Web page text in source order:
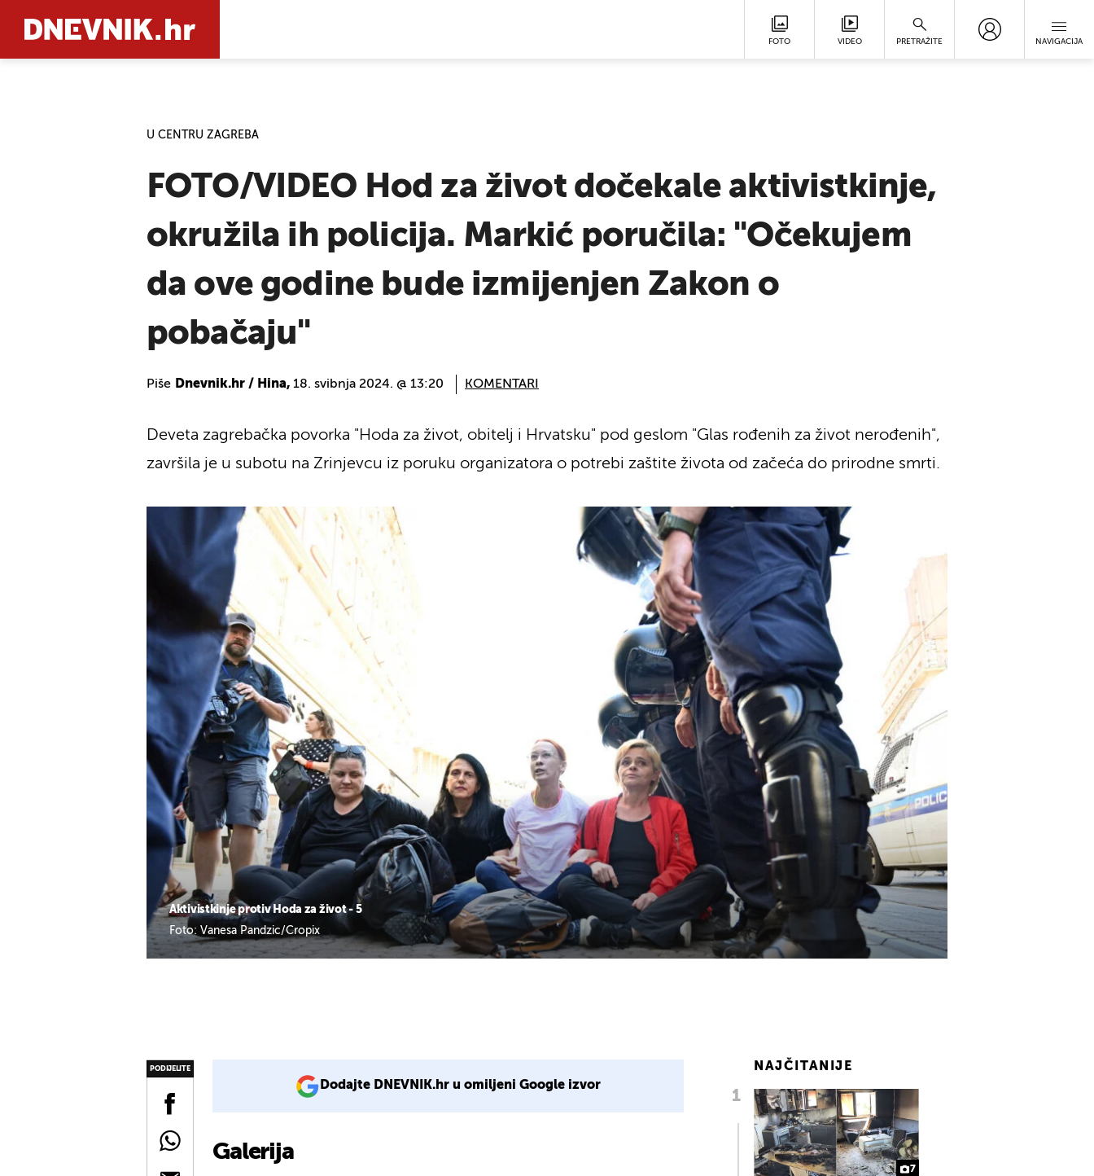
FOTO VIDEO PRETRAŽITE NAVIGACIJA
U CENTRU ZAGREBA
FOTO/VIDEO Hod za život dočekale aktivistkinje,
okružila ih policija. Markić poručila: "Očekujem
da ove godine bude izmijenjen Zakon o
pobačaju"
Piše Dnevnik.hr / Hina, 18. svibnja 2024. @ 13:20 KOMENTARI
Aktivistkinje protiv Hoda za život - 5
Foto: Vanesa Pandzic/Cropix
Deveta zagrebačka povorka "Hoda za život, obitelj i Hrvatsku" pod geslom "Glas rođenih za život nerođenih",
završila je u subotu na Zrinjevcu iz poruku organizatora o potrebi zaštite života od začeća do prirodne smrti.
PODIJELITE
Dodajte DNEVNIK.hr u omiljeni Google izvor
Galerija
NAJČITANIJE
7